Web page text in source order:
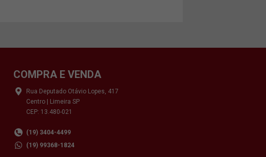
COMPRA E VENDA
Rua Deputado Otávio Lopes, 417
Centro | Limeira SP
CEP: 13.480-021
(19) 3404-4499
(19) 99368-1824